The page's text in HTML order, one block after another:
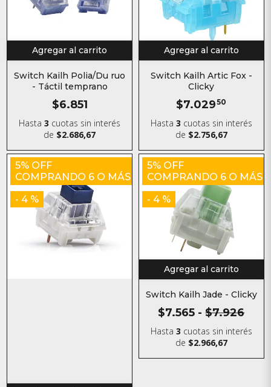
Agregar al carrito
Switch Kailh Polia/Du ruo
- Táctil temprano
$6.851
Hasta3 cuotas sin interés
de $2.686,67
Agregar al carrito
Switch Kailh Artic Fox -
Clicky
$7.02950
Hasta 3 cuotas sin interés
de $2.756,67
5% OFF
COMPRANDO 6 O MÁS
- 4 %
5% OFF
COMPRANDO 6 O MÁS
- 4 %
Agregar al carrito
Switch Kailh Jade - Clicky
$7.565 - $7.926
Hasta 3 cuotas sin interés
de $2.966,67